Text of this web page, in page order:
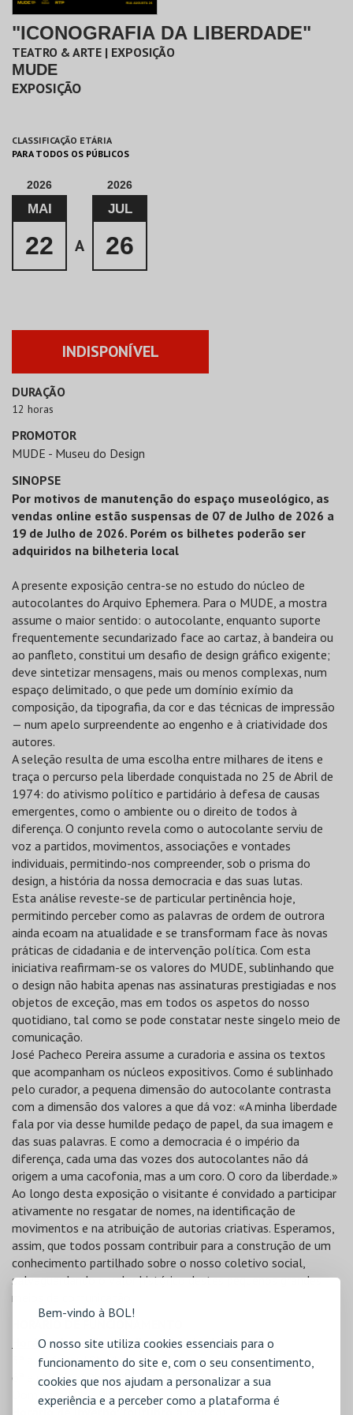
Bem-vindo à BOL!
O nosso site utiliza cookies essenciais para o
funcionamento do site e, com o seu consentimento,
cookies que nos ajudam a personalizar a sua
experiência e a perceber como a plataforma é
"ICONOGRAFIA DA LIBERDADE"
TEATRO & ARTE | EXPOSIÇÃO
MUDE
EXPOSIÇÃO
CLASSIFICAÇÃO ETÁRIA
PARA TODOS OS PÚBLICOS
2026
MAI
22 A
2026
JUL
26
INDISPONÍVEL
DURAÇÃO
12 horas
PROMOTOR
MUDE - Museu do Design
SINOPSE
Por motivos de manutenção do espaço museológico, as
vendas online estão suspensas de 07 de Julho de 2026 a
19 de Julho de 2026. Porém os bilhetes poderão ser
adquiridos na bilheteria local
A presente exposição centra-se no estudo do núcleo de
autocolantes do Arquivo Ephemera. Para o MUDE, a mostra
assume o maior sentido: o autocolante, enquanto suporte
frequentemente secundarizado face ao cartaz, à bandeira ou
ao panfleto, constitui um desafio de design gráfico exigente;
deve sintetizar mensagens, mais ou menos complexas, num
espaço delimitado, o que pede um domínio exímio da
composição, da tipografia, da cor e das técnicas de impressão
— num apelo surpreendente ao engenho e à criatividade dos
autores.
A seleção resulta de uma escolha entre milhares de itens e
traça o percurso pela liberdade conquistada no 25 de Abril de
1974: do ativismo político e partidário à defesa de causas
emergentes, como o ambiente ou o direito de todos à
diferença. O conjunto revela como o autocolante serviu de
voz a partidos, movimentos, associações e vontades
individuais, permitindo-nos compreender, sob o prisma do
design, a história da nossa democracia e das suas lutas.
Esta análise reveste-se de particular pertinência hoje,
permitindo perceber como as palavras de ordem de outrora
ainda ecoam na atualidade e se transformam face às novas
práticas de cidadania e de intervenção política. Com esta
iniciativa reafirmam-se os valores do MUDE, sublinhando que
o design não habita apenas nas assinaturas prestigiadas e nos
objetos de exceção, mas em todos os aspetos do nosso
quotidiano, tal como se pode constatar neste singelo meio de
comunicação.
José Pacheco Pereira assume a curadoria e assina os textos
que acompanham os núcleos expositivos. Como é sublinhado
pelo curador, a pequena dimensão do autocolante contrasta
com a dimensão dos valores a que dá voz: «A minha liberdade
fala por via desse humilde pedaço de papel, da sua imagem e
das suas palavras. E como a democracia é o império da
diferença, cada uma das vozes dos autocolantes não dá
origem a uma cacofonia, mas a um coro. O coro da liberdade.»
Ao longo desta exposição o visitante é convidado a participar
ativamente no resgatar de nomes, na identificação de
movimentos e na atribuição de autorias criativas. Esperamos,
assim, que todos possam contribuir para a construção de um
conhecimento partilhado sobre o nosso coletivo social,
salvaguardando o valor histórico destes pequenos grandes
meios de comunicação.
Horário de verão: (abril a setembro)
3ª a 5ª feira: 10h - 19h
6ª e sábado: 10h - 21h
Domingo: 10h-19h
Horário de inverno: (outubro a março)